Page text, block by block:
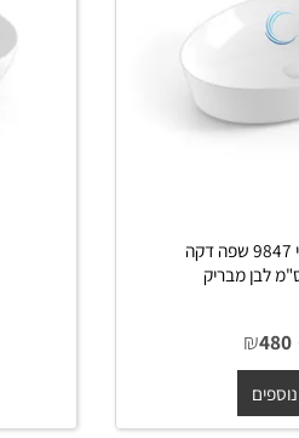
כיור חרס אובלי 9847 שפה דקה